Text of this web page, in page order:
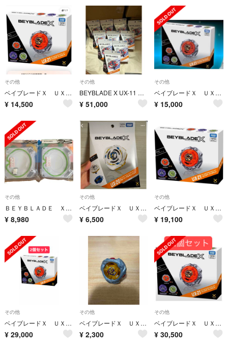
その他
ベイブレードＸ ＵＸ２１ ヘルズネザーデッキセット
¥ 14,500
その他
BEYBLADE X UX-11 インパクトドレイク 10個セット 新品
¥ 51,000
その他
ベイブレードＸ ＵＸ２１ ヘルズネザーデッキセット
¥ 15,000
その他
ＢＥＹＢＬＡＤＥ Ｘ ＢＸ−１０ エクストリースタジアム×2個セット
¥ 8,980
その他
ベイブレードＸ ＵＸ２０ スターター グローリーワルキューレＬＦ パーツ抜粋なし(未使用ベイコード付)
¥ 6,500
その他
ベイブレードＸ ＵＸ２１ ヘルズネザーデッキセット
¥ 19,100
その他
ベイブレードＸ ＵＸ２１ ヘルズネザーデッキセット
¥ 29,000
その他
ベイブレードＸ ＵＸ１４ スターター スコーピオスピア０−７０Ｚ
¥ 2,300
その他
ベイブレードＸ ＵＸ２１ ヘルズネザーデッキセット×2個セット
¥ 30,500